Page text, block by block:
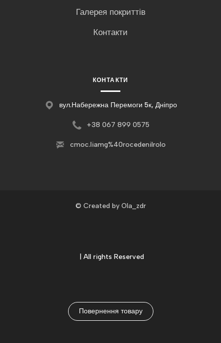
Галерея покриттів
Контакти
КОНТАКТИ
вул.Набережна Перемоги 5к, Дніпро
+38 067 899 0575
cmoc.liamg%40rocedenilrolo
© Created by Ola_zdr
| All rights Reserved
Повернення товару